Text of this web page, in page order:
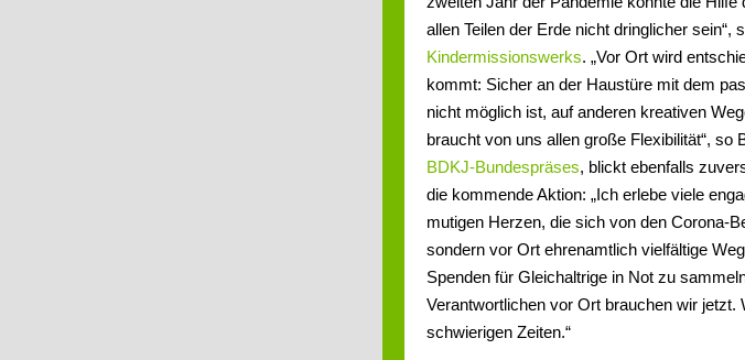
allen Teilen der Erde nicht dringlicher sein“,
Kindermissionswerks. „Vor Ort wird
kommt: Sicher an der Haustüre mit dem
nicht möglich ist, auf anderen kreativen
braucht von uns allen große Flexibilität“, so
BDKJ-Bundespräses, blickt ebenfalls
die kommende Aktion: „Ich erlebe viele
mutigen Herzen, die sich von den Corona-
sondern vor Ort ehrenamtlich vielfältige
Spenden für Gleichaltrige in Not zu
Verantwortlichen vor Ort brauchen wir jetzt.
schwierigen Zeiten.“